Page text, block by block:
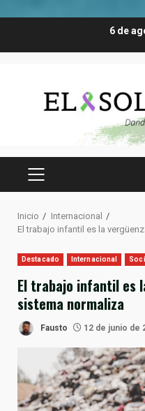
6 de
MENÚ
Inicio
Internacional
El trabajo infantil es la
Destacado Internacional
El trabajo infantil es
sistema normaliza
Fausto 12 de junio de